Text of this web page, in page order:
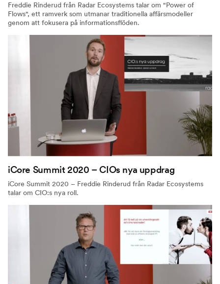
Freddie Rinderud från Radar Ecosystems talar om "Power of
Flows", ett ramverk som utmanar traditionella affärsmodeller
genom att fokusera på informationsflöden.
iCore Summit 2020 – CIOs nya uppdrag
iCore Summit 2020 – Freddie Rinderud från Radar Ecosystems
talar om CIO:s nya roll.